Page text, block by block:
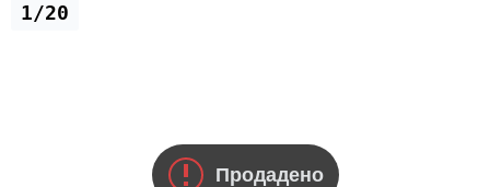
Продадено
1/20